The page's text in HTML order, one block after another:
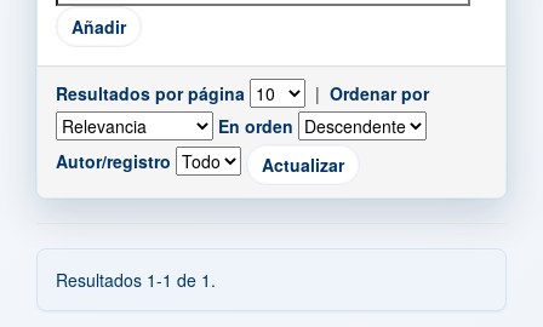
Resultados por página | Ordenar por
En orden
Autor/registro
Resultados 1-1 de 1.